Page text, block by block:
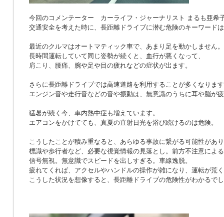
今回のコメンテーター カーライフ・ジャーナリスト まるも亜希
交通安全を考えた時に、長距離ドライブに潜む危険のキーワード
最近のクルマはオートマティック車で、あまり足を動かしません。
長時間運転していて同じ姿勢が続くと、血行が悪くなって、
肩こり、腰痛、腕や足や目の疲れなどの症状が出ます。
さらに長距離ドライブでは高速道路を利用することが多くなりま
エンジン音や走行音などの音や振動は、無意識のうちに耳や脳が
猛暑が続く今、車内熱中症も増えています。
エアコンをかけてても、真夏の直射日光を浴び続けるのは危険。
こうしたことが積み重なると、あらゆる事故に繋がる可能性があ
標識や歩行者など、必要な視覚情報の見落とし。前方不注意によ
信号無視。無意識でスピードを出しすぎる。車線逸脱。
疲れてくれば、アクセルやハンドルの操作が雑になり、運転が荒
こうした状況を想像すると、長距離ドライブの危険性がわかるで